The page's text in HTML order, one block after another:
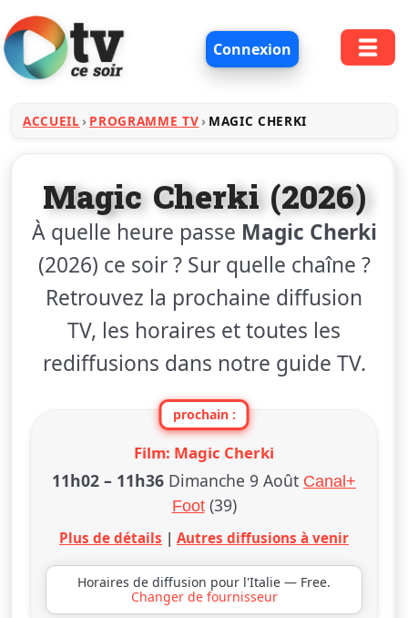
Connexion
ACCUEIL PROGRAMME TV MAGIC CHERKI
Magic Cherki (2026)
À quelle heure passe Magic Cherki
(2026) ce soir ? Sur quelle chaîne ?
Retrouvez la prochaine diffusion
TV, les horaires et toutes les
rediffusions dans notre guide TV.
prochain :
Film: Magic Cherki
11h02 – 11h36 Dimanche 9 Août Canal+
Foot(39)
Plus de détails | Autres diffusions à venir
Horaires de diffusion pour l'Italie — Free.
Changer de fournisseur